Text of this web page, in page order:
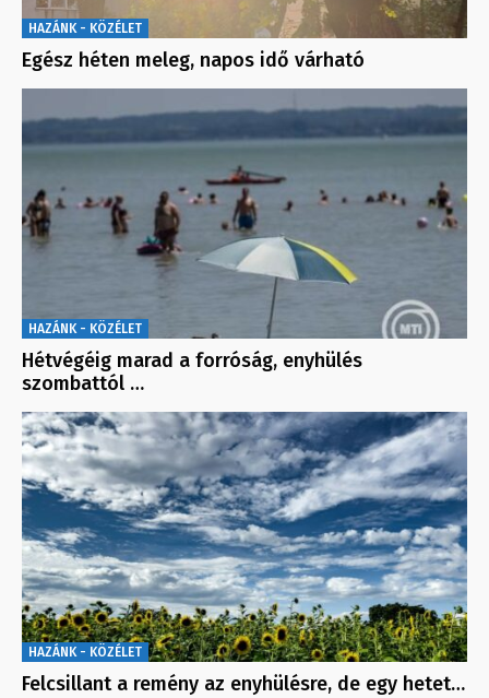
HAZÁNK - KÖZÉLET
Egész héten meleg, napos idő várható
HAZÁNK - KÖZÉLET
Hétvégéig marad a forróság, enyhülés
szombattól …
HAZÁNK - KÖZÉLET
Felcsillant a remény az enyhülésre, de egy hetet…